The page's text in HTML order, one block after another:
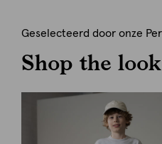
Geselecteerd door onze
Shop the look